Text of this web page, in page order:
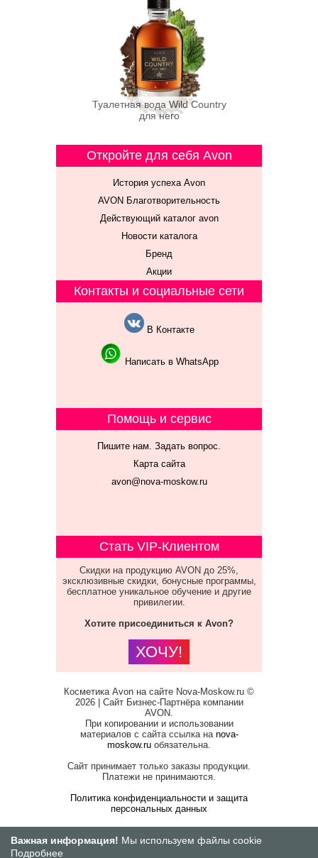
Туалетная вода Wild Country
для него
Откройте для себя Avon
История успеха Avon
AVON Благотворительность
Действующий каталог avon
Новости каталога
Бренд
Акции
Контакты и социальные сети
В Контакте
Написать в WhatsApp
Помощь и сервис
Пишите нам. Задать вопрос.
Карта сайта
avon@nova-moskow.ru
Стать VIP-Клиентом
Скидки на продукцию AVON до 25%,
эксклюзивные скидки, бонусные программы,
бесплатное уникальное обучение и другие
привилегии.
Хотите присоединиться к Avon?
ХОЧУ!
Косметика Avon на сайте Nova-Moskow.ru ©
2026 | Сайт Бизнес-Партнёра компании
AVON.
При копировании и использовании
материалов с сайта ссылка на nova-
moskow.ru обязательна.
Сайт принимает только заказы продукции.
Платежи не принимаются.
Политика конфиденциальности и защита
персональных данных
Важная информация! Мы используем файлы cookie
Подробнее